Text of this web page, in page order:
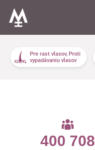
Pre rast vlasov, Proti
vypadávaniu vlasov
400 708